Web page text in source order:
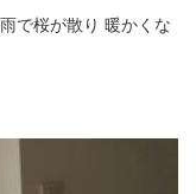
少
で桜が散り 暖かくな